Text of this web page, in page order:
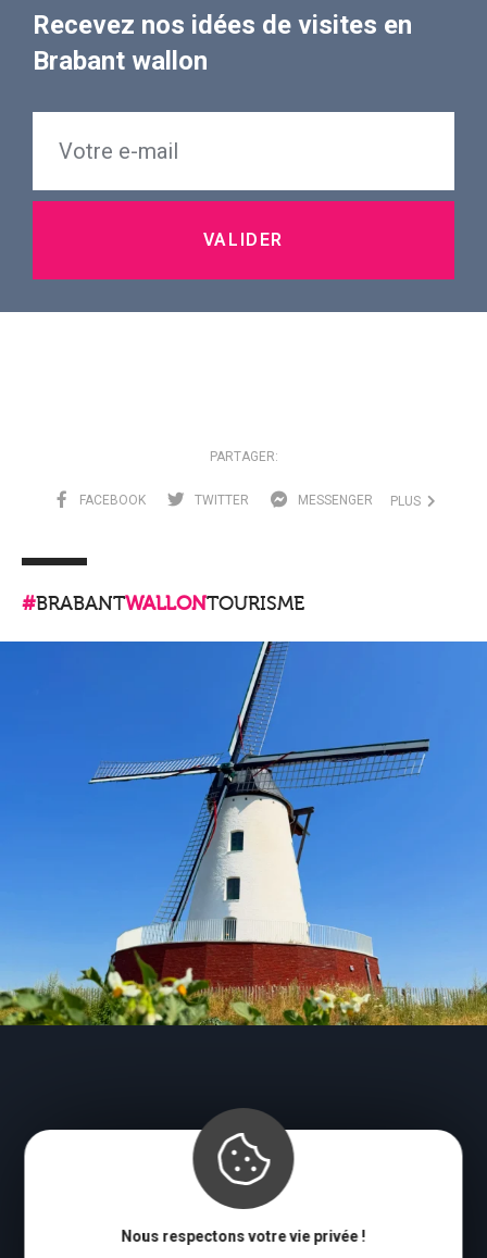
Nous respectons votre vie privée !
Recevez nos idées de visites en
Brabant wallon
VALIDER
PARTAGER:
FACEBOOK TWITTER MESSENGER PLUS
#BRABANTWALLONTOURISME